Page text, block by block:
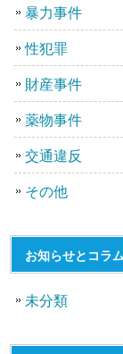
暴力事件
性犯罪
財産事件
薬物事件
交通違反
その他
お知らせとコラ
未分類